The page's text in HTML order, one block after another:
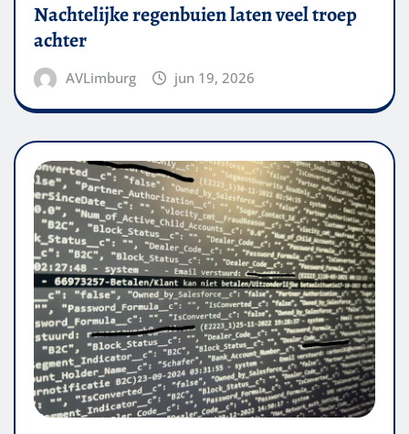
Nachtelijke regenbuien laten veel troep
achter
AVLimburg jun 19, 2026